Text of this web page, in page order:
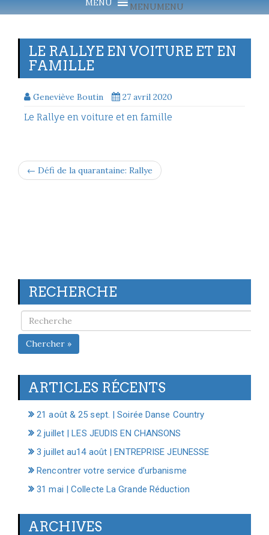
MENUMENU
LE RALLYE EN VOITURE ET EN
FAMILLE
Geneviève Boutin 27 avril 2020
Le Rallye en voiture et en famille
← Défi de la quarantaine: Rallye
RECHERCHE
Chercher »
ARTICLES RÉCENTS
21 août & 25 sept. | Soirée Danse Country
2 juillet | LES JEUDIS EN CHANSONS
3 juillet au14 août | ENTREPRISE JEUNESSE
Rencontrer votre service d’urbanisme
31 mai | Collecte La Grande Réduction
ARCHIVES